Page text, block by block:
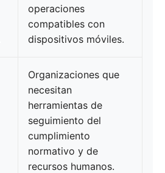
operaciones
compatibles con
dispositivos móviles.
Organizaciones que
necesitan
herramientas de
seguimiento del
cumplimiento
normativo y de
recursos humanos.